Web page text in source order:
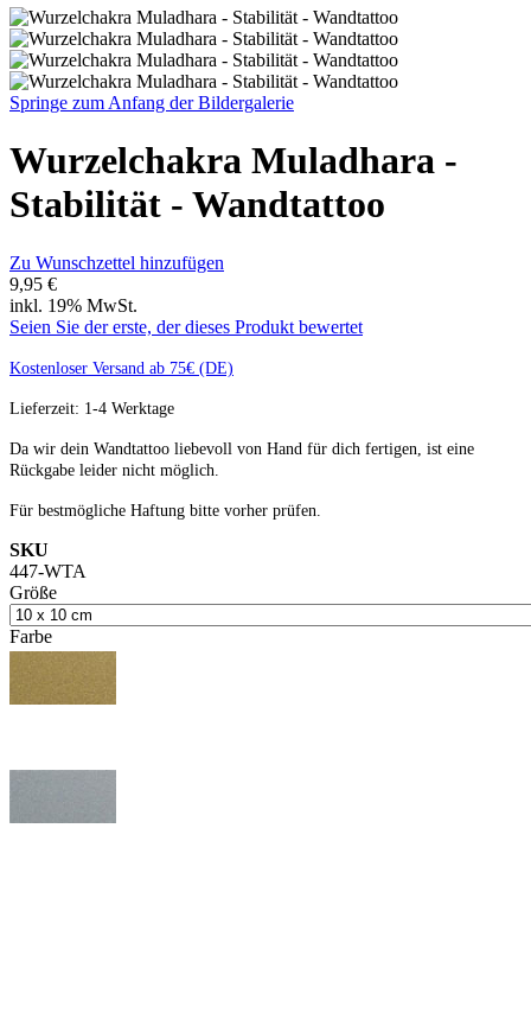
Springe zum Anfang der Bildergalerie
Wurzelchakra Muladhara -
Stabilität - Wandtattoo
Zu Wunschzettel hinzufügen
9,95 €
inkl. 19% MwSt.
Seien Sie der erste, der dieses Produkt bewertet
Kostenloser Versand ab 75€ (DE)
Lieferzeit: 1-4 Werktage
Da wir dein Wandtattoo liebevoll von Hand für dich fertigen, ist eine
Rückgabe leider nicht möglich.
Für bestmögliche Haftung bitte vorher prüfen.
SKU
447-WTA
Größe
Farbe